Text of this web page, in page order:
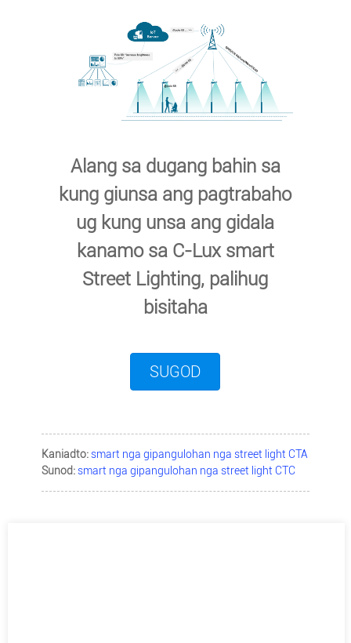
Alang sa dugang bahin sa
kung giunsa ang pagtrabaho
ug kung unsa ang gidala
kanamo sa C-Lux smart
Street Lighting, palihug
bisitaha
SUGOD
Kaniadto: smart nga gipangulohan nga street light CTA
Sunod: smart nga gipangulohan nga street light CTC